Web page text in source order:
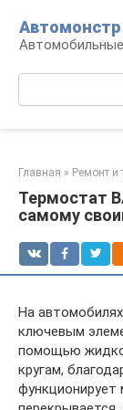
контенту
Автомонстр
Главная » Ремонт и
Термостат
самому
На
ключевым
помощью
кругам,
функционирует